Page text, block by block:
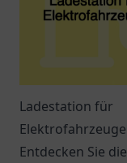
Ladestation für
Elektrofahrzeuge
Entdecken Sie die